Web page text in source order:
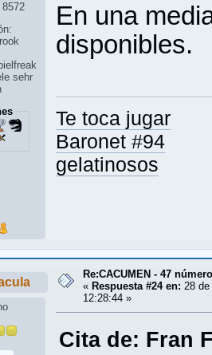
sehr
En una
disponibles.
Te toca jugar
Baronet #94
gelatinosos
Re:CACUMEN - 47
« Respuesta #24 en: 28
12:28:44 »
Cita de: Fran